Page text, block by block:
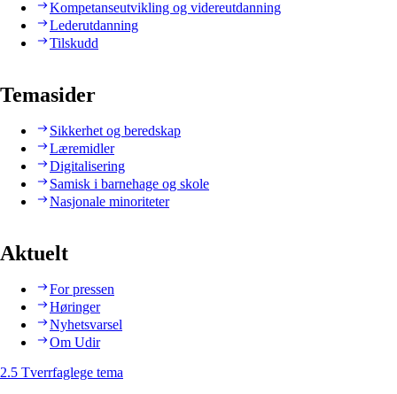
Kompetanseutvikling og videreutdanning
Lederutdanning
Tilskudd
Temasider
Sikkerhet og beredskap
Læremidler
Digitalisering
Samisk i barnehage og skole
Nasjonale minoriteter
Aktuelt
For pressen
Høringer
Nyhetsvarsel
Om Udir
2.5 Tverrfaglege tema